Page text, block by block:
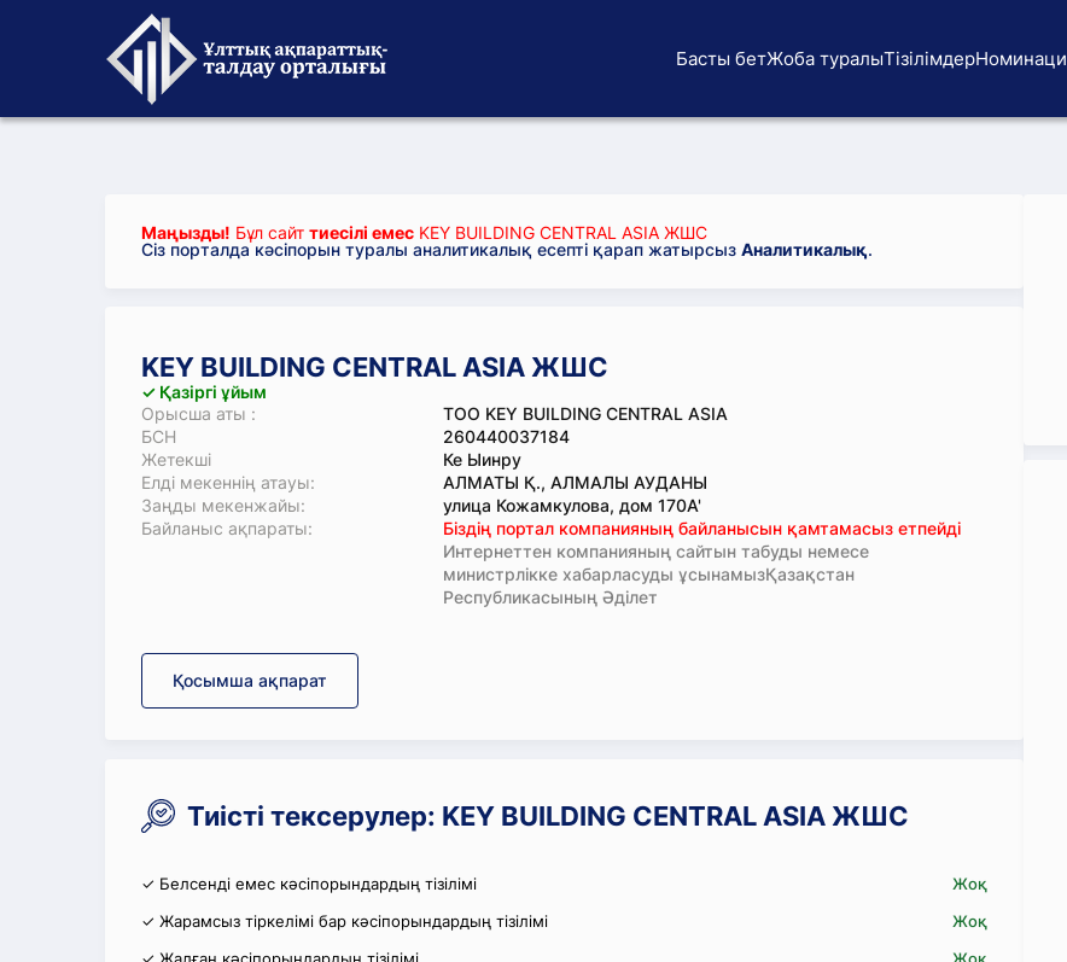
Басты бетЖоба туралыТізілімдер
Маңызды! Бұл сайт тиесілі емес KEY BUILDING CENTRAL ASIA ЖШС
Сіз порталда кәсіпорын туралы аналитикалық есепті қарап жатырсыз Аналитикалық.
KEY BUILDING CENTRAL ASIA ЖШС
✓ Қазіргі ұйым
Орысша аты :
ТОО KEY BUILDING CENTRAL ASIA
БСН
260440037184
Жетекші
Ке Ыинру
Елді мекеннің атауы:
АЛМАТЫ Қ., АЛМАЛЫ АУДАНЫ
Заңды мекенжайы:
улица Кожамкулова, дом 170А'
Байланыс ақпараты:
Біздің портал компанияның байланысын қамтамасыз етпейді
Интернеттен компанияның сайтын табуды немесе
министрлікке хабарласуды ұсынамызҚазақстан
Республикасының Әділет
Қосымша ақпарат
Тиісті тексерулер: KEY BUILDING CENTRAL ASIA ЖШС
✓ Белсенді емес кәсіпорындардың тізілімі
Жоқ
✓ Жарамсыз тіркелімі бар кәсіпорындардың тізілімі
Жоқ